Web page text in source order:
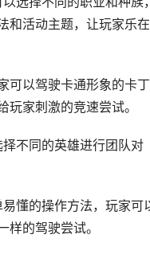
和活动主题，让玩家乐
可以驾驶卡通形象的卡
家刺激的竞速尝试。
不同的英雄进行团队对
懂的操作方法，玩家可
的驾驶尝试。